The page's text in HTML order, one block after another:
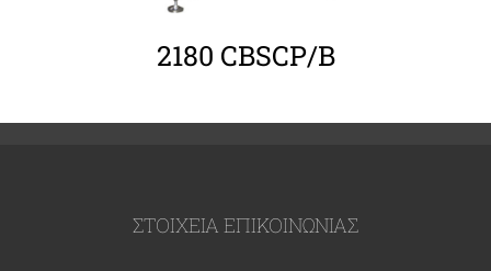
2180 CBSCP/B
ΣΤΟΙΧΕΙΑ ΕΠΙΚΟΙΝΩΝΙΑΣ